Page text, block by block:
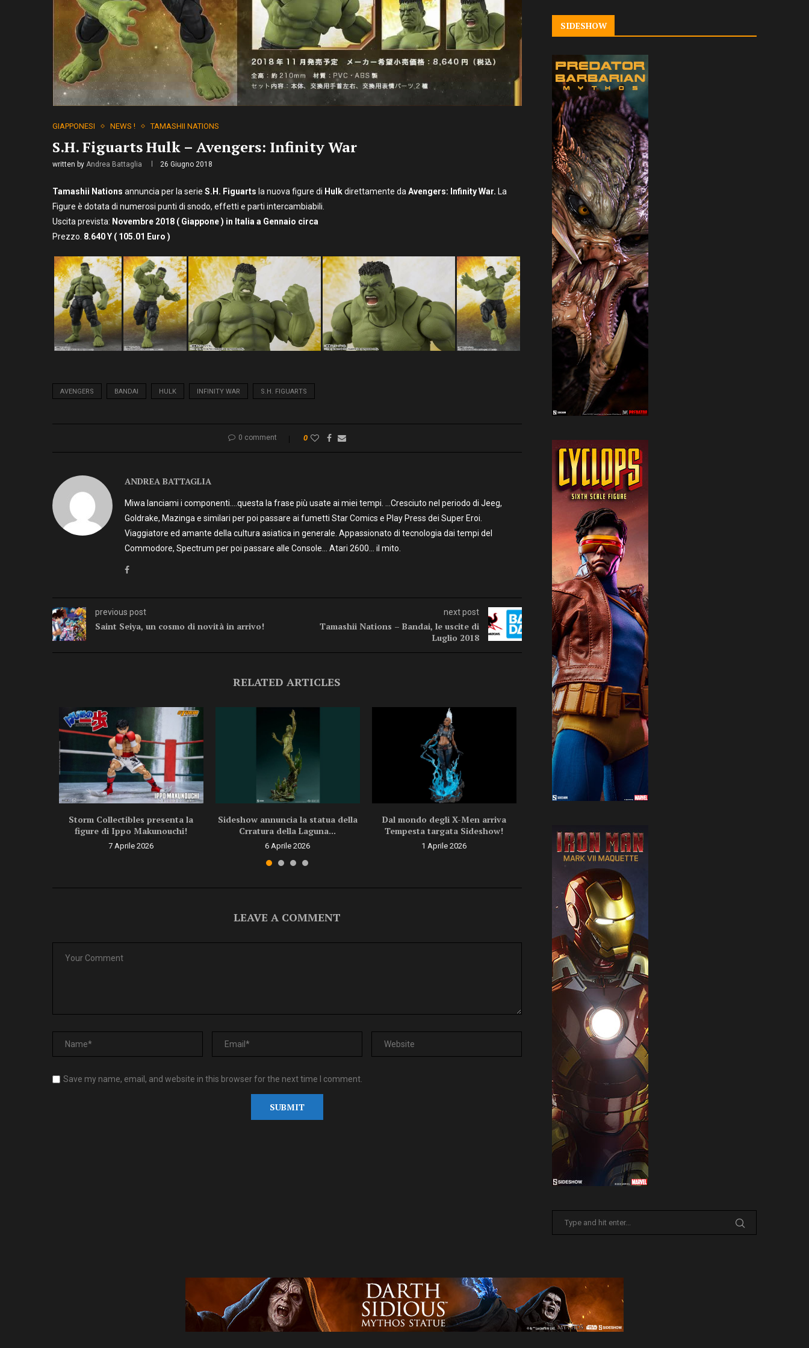
GIAPPONESI NEWS ! TAMASHII NATIONS
S.H. Figuarts Hulk – Avengers: Infinity War
written by Andrea Battaglia 26 Giugno 2018
Tamashii Nations annuncia per la serie S.H. Figuarts la nuova figure di Hulkdirettamente da Avengers: Infinity War. La
Figure è dotata di numerosi punti di snodo, effetti e parti intercambiabili.
Uscita prevista: Novembre 2018 ( Giappone ) in Italia a Gennaio circa
Prezzo. 8.640 Y ( 105.01 Euro )
AVENGERS BANDAI HULK INFINITY WAR S.H. FIGUARTS
0 comment 0
ANDREA BATTAGLIA
Miwa lanciami i componenti….questa la frase più usate ai miei tempi. …Cresciuto nel periodo di Jeeg,
Goldrake, Mazinga e similari per poi passare ai fumetti Star Comics e Play Press dei Super Eroi.
Viaggiatore ed amante della cultura asiatica in generale. Appassionato di tecnologia dai tempi del
Commodore, Spectrum per poi passare alle Console… Atari 2600… il mito.
previous post
Saint Seiya, un cosmo di novità in arrivo!
next post
Tamashii Nations – Bandai, le uscite di
Luglio 2018
RELATED ARTICLES
Storm Collectibles presenta la
figure di Ippo Makunouchi!
7 Aprile 2026
Sideshow annuncia la statua della
Crratura della Laguna...
6 Aprile 2026
Dal mondo degli X-Men arriva
Tempesta targata Sideshow!
1 Aprile 2026
Premium Format di Punchline!
31 Marzo 2026
LEAVE A COMMENT
Save my name, email, and website in this browser for the next time I comment.
SIDESHOW